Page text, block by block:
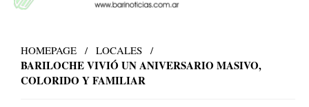
HOMEPAGE LOCALES
BARILOCHE VIVIÓ UN ANIVERSARIO MASIVO,
COLORIDO Y FAMILIAR